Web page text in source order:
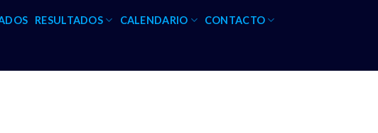
RESULTADOS CALENDARIO CONTACTO